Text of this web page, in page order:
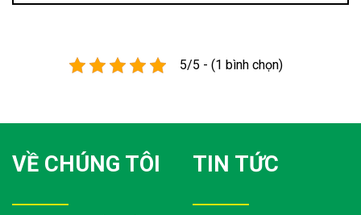
5/5 - (1 bình chọn)
VỀ CHÚNG TÔI TIN TỨC